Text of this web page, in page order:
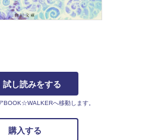
試し読みをする
BOOK☆WALKERへ移動します。
購入する